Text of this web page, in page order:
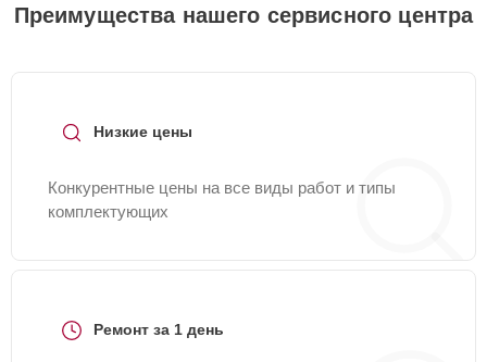
Преимущества нашего сервисного центра
Низкие цены
Конкурентные цены на все виды работ и типы
комплектующих
Ремонт за 1 день